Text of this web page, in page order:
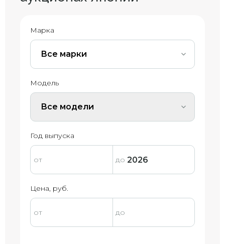
Марка
Все марки
Модель
Все модели
Год выпуска
Цена, руб.